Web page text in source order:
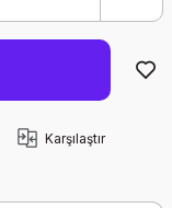
Karşılaştır